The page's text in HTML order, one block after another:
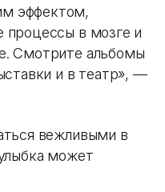
эффектом,
процессы в мозге и
Смотрите альбомы
и в театр», —
вежливыми в
может